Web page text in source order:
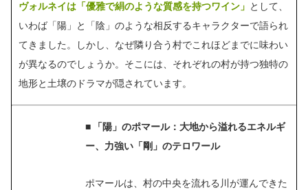
ヴォルネイは「優雅で絹のような質感を持つワイン」
として、
いわば「陽」と「陰」のような相反するキャラクターで語られ
てきました。しかし、なぜ隣り合う村でこれほどまでに味わい
が異なるのでしょうか。そこには、それぞれの村が持つ独特の
地形と土壌のドラマが隠されています。
■ 「陽」のポマール：大地から溢れるエネルギ
ー、力強い「剛」のテロワール
ポマールは、村の中央を流れる川が運んできた